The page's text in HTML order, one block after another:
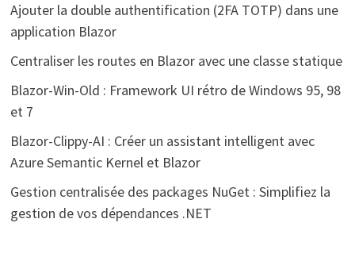
Ajouter la double authentification (2FA TOTP) dans une
application Blazor
Centraliser les routes en Blazor avec une classe statique
Blazor-Win-Old : Framework UI rétro de Windows 95, 98
et 7
Blazor-Clippy-AI : Créer un assistant intelligent avec
Azure Semantic Kernel et Blazor
Gestion centralisée des packages NuGet : Simplifiez la
gestion de vos dépendances .NET